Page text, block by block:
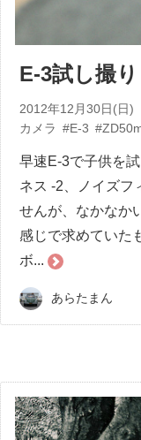
E-3試し撮り
2012年12月30日(日)
カメラ #E-3
早速E-3で子供を
ネス -2、ノイズフ
せんが、なかなか
感じで求めていた
ボ...
あらたまん